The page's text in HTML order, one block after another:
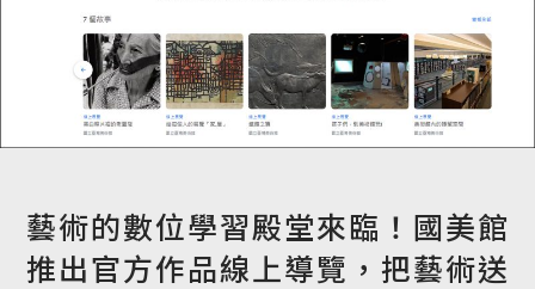
們 About DFUN
程 Milestones
藝術的數位學習殿堂來臨！國美館
推出官方作品線上導覽，把藝術送